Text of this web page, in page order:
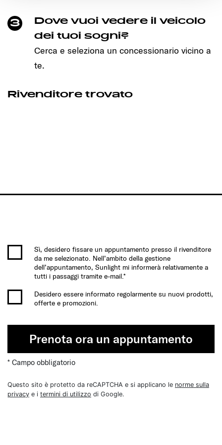
3
Dove vuoi vedere il veicolo
dei tuoi sogni?
Cerca e seleziona un concessionario vicino a
te.
Rivenditore trovato
Sì, desidero fissare un appuntamento presso il rivenditore
da me selezionato. Nell’ambito della gestione
dell’appuntamento, Sunlight mi informerà relativamente a
tutti i passaggi tramite e-mail.*
Desidero essere informato regolarmente su nuovi prodotti,
offerte e promozioni.
Prenota ora un appuntamento
* Campo obbligatorio
Questo sito è protetto da reCAPTCHA e si applicano le norme sulla
privacy e i termini di utilizzo di Google.